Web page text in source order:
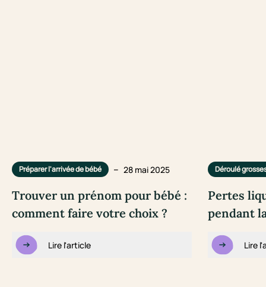
Préparer l'arrivée de bébé – 28 mai 2025
Trouver un prénom pour bébé :
comment faire votre choix ?
Lire l'article
Déroulé
Pertes
pendant
Lire